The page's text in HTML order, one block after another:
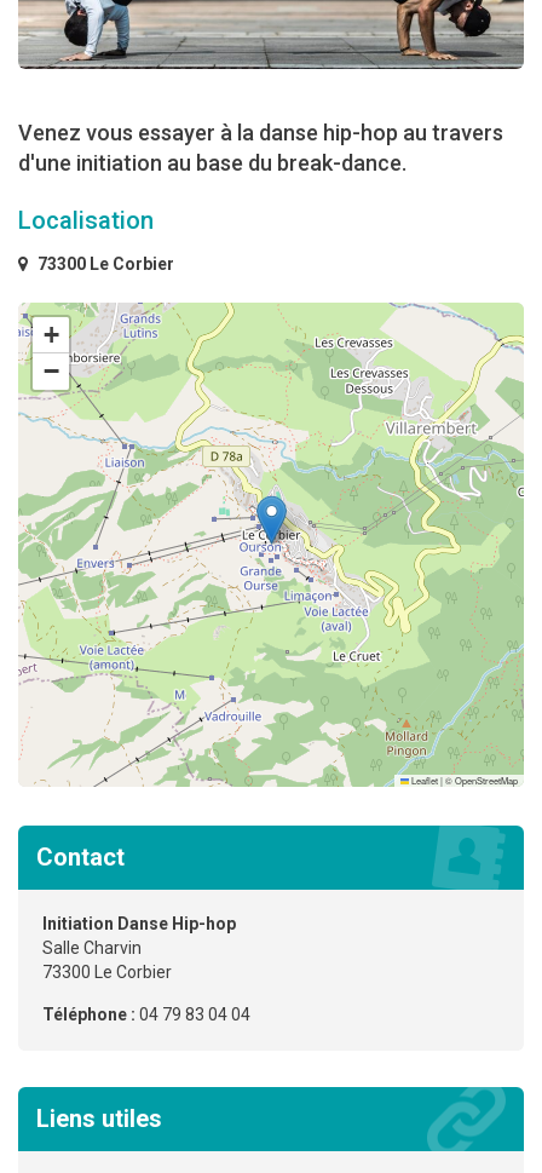
Venez vous essayer à la danse hip-hop au travers
d'une initiation au base du break-dance.
Localisation
73300 Le Corbier
+
−
Leaflet|©OpenStreetMap
Contact
Initiation Danse Hip-hop
Salle Charvin
73300 Le Corbier
Téléphone : 04 79 83 04 04
Liens utiles